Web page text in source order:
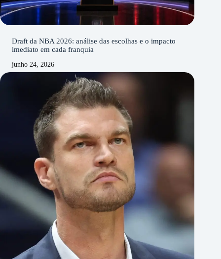
Draft da NBA 2026: análise das escolhas e o impacto
imediato em cada franquia
junho 24, 2026